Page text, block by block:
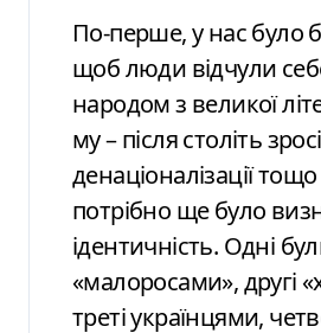
По-перше, у нас було
щоб люди відчули
народом з великої
му – після століть
денаціоналізації тощо
потрібно ще було
ідентичність. Одні
«малоросами», другі
треті українцями,